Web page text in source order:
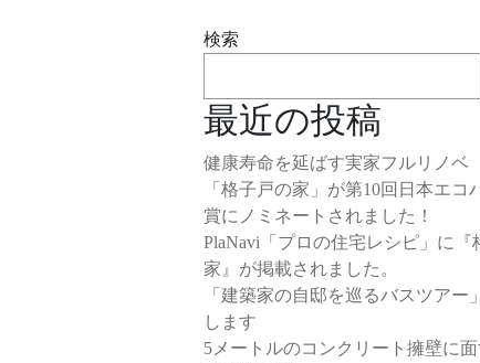
検索
最近の投稿
健康寿命を延ばす実家フルリノベ
「格子戸の家」が第10回日本エコ
賞にノミネートされました！
PlaNavi「プロの住宅レシピ」に『
家』が掲載されました。
「建築家の自邸を巡るバスツアー
します
5メートルのコンクリート擁壁に